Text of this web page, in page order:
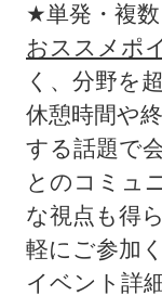
★単発・複
おススメポ
く、分野を
休憩時間や
する話題で
とのコミュ
な視点も得
軽にご参加
イベント詳